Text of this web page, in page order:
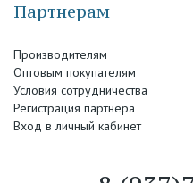
Партнерам
Производителям
Оптовым покупателям
Условия сотрудничества
Регистрация партнера
Вход в личный кабинет